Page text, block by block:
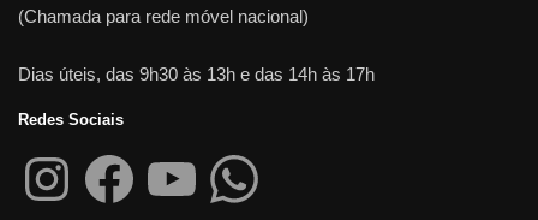
(Chamada para rede móvel nacional)
Dias úteis, das 9h30 às 13h e das 14h às 17h
Redes Sociais